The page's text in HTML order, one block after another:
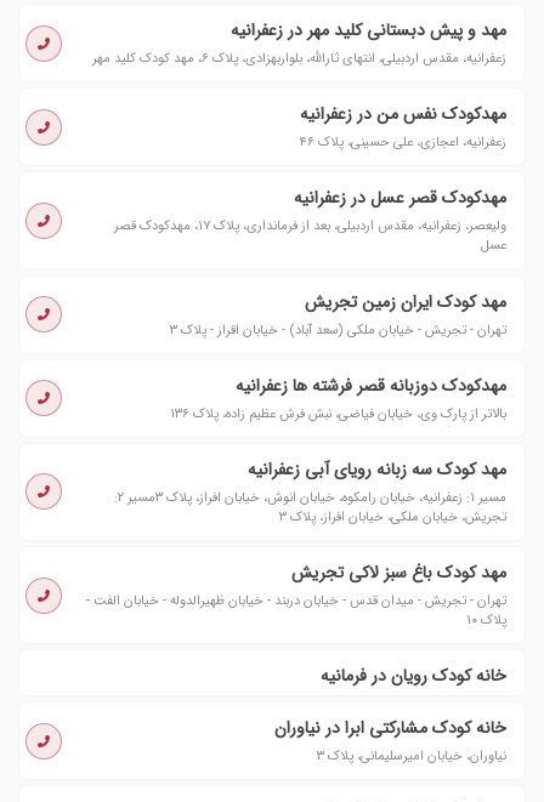
مهد و پیش دبستانی کلید مهر در زعفرانیه
زعفرانیه، مقدس اردبیلی، انتهای ثارالله، بلواربهزادی، پلاک ۶، مهد کودک کلید مهر
مهدکودک نفس من در زعفرانیه
زعفرانیه، اعجازی، علی حسینی، پلاک ۴۶
مهدکودک قصر عسل در زعفرانیه
ولیعصر، زعفرانیه، مقدس اردبیلی، بعد از فرمانداری، پلاک ۱۷، مهدکودک قصر
عسل
مهد کودک ایران زمین تجریش
تهران - تجریش - خیابان ملکی (سعد آباد) - خیابان افراز - پلاک ۳
مهدکودک دوزبانه قصر فرشته ها زعفرانیه
بالاتر از پارک وی، خیابان فیاضی، نبش فرش عظیم زاده، پلاک ۱۳۶
مهد کودک سه زبانه رویای آبی زعفرانیه
مسیر ۱: زعفرانیه، خیابان رامکوه، خیابان انوش، خیابان افراز، پلاک ۳مسیر ۲:
تجریش، خیابان ملکی، خیابان افراز، پلاک ۳
مهد کودک باغ سبز لاکی تجریش
تهران - تجریش - میدان قدس - خیابان دربند - خیابان ظهیرالدوله - خیابان الفت -
پلاک ۱۰
خانه کودک رویان در فرمانیه
خانه کودک مشارکتی ابرا در نیاوران
نیاوران، خیابان امیرسلیمانی، پلاک ۳